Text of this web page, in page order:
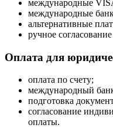
международные
международные
альтернативные
ручное
Оплата для
оплата по счету;
международный
подготовка
согласование
оплаты.